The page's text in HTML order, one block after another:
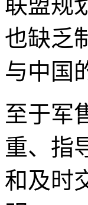
也缺乏
与中国
至于军
重、指
和及时